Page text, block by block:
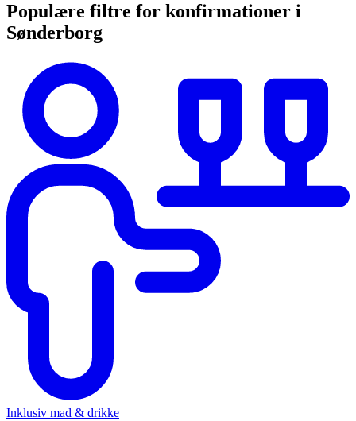
Populære filtre for konfirmationer i
Sønderborg
Inklusiv mad & drikke